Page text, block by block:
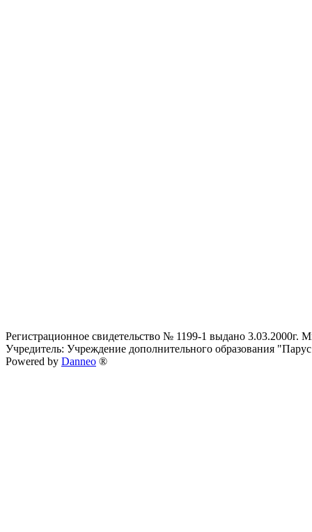
Регистрационное свидетельство № 1199-1 выдано 3.03.2000г.
Учредитель: Учреждение дополнительного образования
Powered by Danneo ®